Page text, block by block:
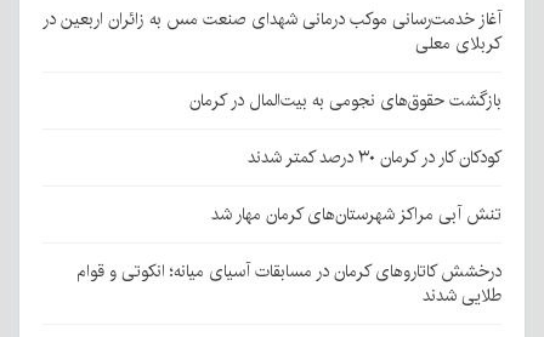
آغاز خدمت‌رسانی موکب درمانی شهدای صنعت مس به زائران اربعین در
کربلای معلی
بازگشت حقوق‌های نجومی به بیت‌المال در کرمان
کودکان کار در کرمان ۳۰ درصد کمتر شدند
تنش آبی مراکز شهرستان‌های کرمان مهار شد
درخشش کاتاروهای کرمان در مسابقات آسیای میانه؛ انکوتی و قوام
طلایی شدند